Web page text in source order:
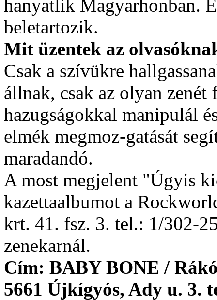
hanyatlik Magyarhonban.
beletartozik.
Mit üzentek az
Csak a szívükre
állnak, csak az olyan
hazugságokkal manipulál
elmék megmoz-gatását
maradandó.
A most megjelent "Úgyis
kazettaalbumot a
krt. 41. fsz. 3. tel.: 1/302-
zenekarnál.
Cím: BABY BONE /
5661 Újkígyós, Ady u. 3.